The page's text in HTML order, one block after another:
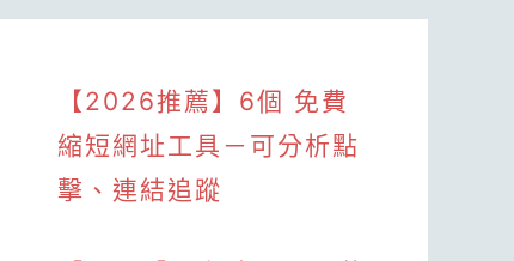
【2026推薦】6個 免費
縮短網址工具－可分析點
擊、連結追蹤